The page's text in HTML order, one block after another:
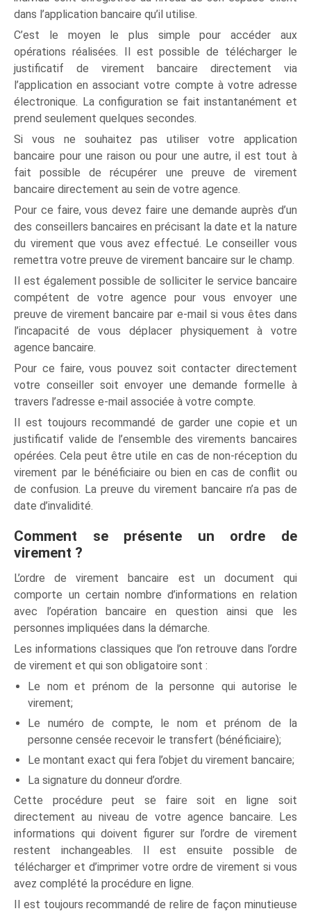
dans l’application bancaire qu’il utilise.
C’est le moyen le plus simple pour accéder aux
opérations réalisées. Il est possible de télécharger le
justificatif de virement bancaire directement via
l’application en associant votre compte à votre adresse
électronique. La configuration se fait instantanément et
prend seulement quelques secondes.
Si vous ne souhaitez pas utiliser votre application
bancaire pour une raison ou pour une autre, il est tout à
fait possible de récupérer une preuve de virement
bancaire directement au sein de votre agence.
Pour ce faire, vous devez faire une demande auprès d’un
des conseillers bancaires en précisant la date et la nature
du virement que vous avez effectué. Le conseiller vous
remettra votre preuve de virement bancaire sur le champ.
Il est également possible de solliciter le service bancaire
compétent de votre agence pour vous envoyer une
preuve de virement bancaire par e-mail si vous êtes dans
l’incapacité de vous déplacer physiquement à votre
agence bancaire.
Pour ce faire, vous pouvez soit contacter directement
votre conseiller soit envoyer une demande formelle à
travers l’adresse e-mail associée à votre compte.
Il est toujours recommandé de garder une copie et un
justificatif valide de l’ensemble des virements bancaires
opérées. Cela peut être utile en cas de non-réception du
virement par le bénéficiaire ou bien en cas de conflit ou
de confusion. La preuve du virement bancaire n’a pas de
date d’invalidité.
Comment se présente un ordre de
virement ?
L’ordre de virement bancaire est un document qui
comporte un certain nombre d’informations en relation
avec l’opération bancaire en question ainsi que les
personnes impliquées dans la démarche.
Les informations classiques que l’on retrouve dans l’ordre
de virement et qui son obligatoire sont :
Le nom et prénom de la personne qui autorise le
virement;
Le numéro de compte, le nom et prénom de la
personne censée recevoir le transfert (bénéficiaire);
Le montant exact qui fera l’objet du virement bancaire;
La signature du donneur d’ordre.
Cette procédure peut se faire soit en ligne soit
directement au niveau de votre agence bancaire. Les
informations qui doivent figurer sur l’ordre de virement
restent inchangeables. Il est ensuite possible de
télécharger et d’imprimer votre ordre de virement si vous
avez complété la procédure en ligne.
Il est toujours recommandé de relire de façon minutieuse